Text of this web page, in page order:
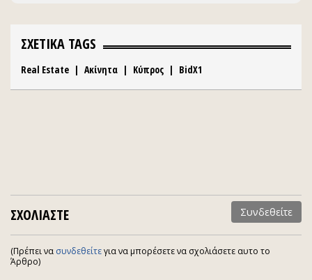
ΣΧΕΤΙΚΑ TAGS
Real Estate | Ακίνητα | Κύπρος | BidX1
ΣΧΟΛΙΑΣΤΕ Συνδεθείτε
(Πρέπει να συνδεθείτεγια να μπορέσετε να σχολιάσετε αυτο το
Άρθρο)